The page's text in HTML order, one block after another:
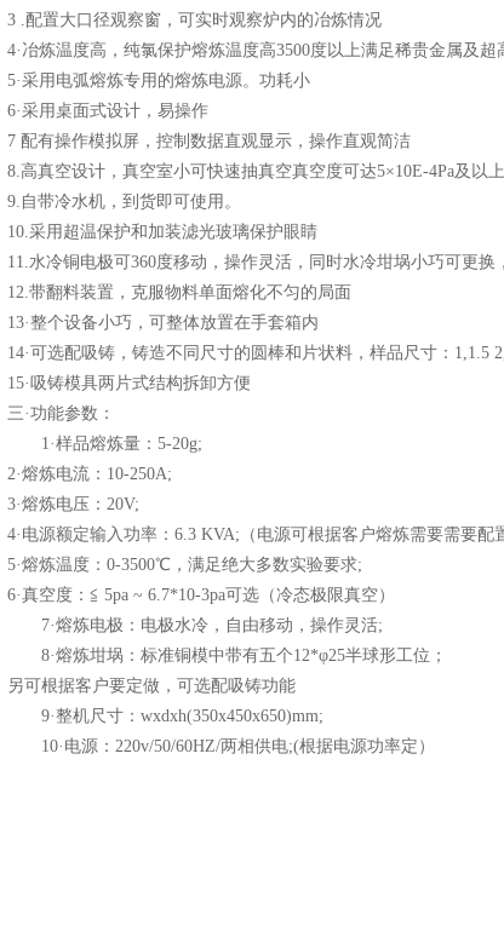
3 .配置大口径观察窗，可实时观察炉内的冶炼情况
4·冶炼温度高，纯氯保护熔炼温度高3500度以上满足稀贵金属及
5·采用电弧熔炼专用的熔炼电源。功耗小
6·采用桌面式设计，易操作
7 配有操作模拟屏，控制数据直观显示，操作直观简洁
8.高真空设计，真空室小可快速抽真空真空度可达5×10E-4Pa及以
9.自带冷水机，到货即可使用。
10.采用超温保护和加装滤光玻璃保护眼睛
11.水冷铜电极可360度移动，操作灵活，同时水冷坩埚小巧可更换
12.带翻料装置，克服物料单面熔化不匀的局面
13·整个设备小巧，可整体放置在手套箱内
14·可选配吸铸，铸造不同尺寸的圆棒和片状料，样品尺寸：1,1.5
15·吸铸模具两片式结构拆卸方便
三·功能参数：
1·样品熔炼量：5-20g;
2·熔炼电流：10-250A;
3·熔炼电压：20V;
4·电源额定输入功率：6.3 KVA;（电源可根据客户熔炼需要需要配
5·熔炼温度：0-3500℃，满足绝大多数实验要求;
6·真空度：≦ 5pa ~ 6.7*10-3pa可选（冷态极限真空）
7·熔炼电极：电极水冷，自由移动，操作灵活;
8·熔炼坩埚：标准铜模中带有五个12*φ25半球形工位；
另可根据客户要定做，可选配吸铸功能
9·整机尺寸：wxdxh(350x450x650)mm;
10·电源：220v/50/60HZ/两相供电;(根据电源功率定）